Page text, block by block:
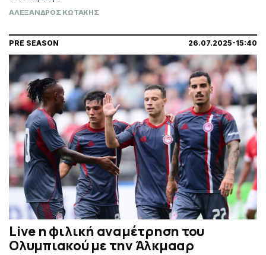
ΑΛΕΞΑΝΔΡΟΣ ΚΩΤΑΚΗΣ
PRE SEASON 26.07.2025-15:40
Live η φιλική αναμέτρηση του
Ολυμπιακού με την Άλκμααρ